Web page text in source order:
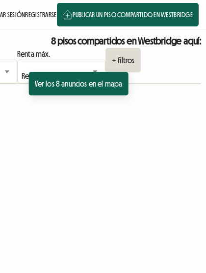
SESIÓNREGISTRARSE PUBLICAR UN PISO COMPARTIDO EN WESTBRIDGE
8 pisos compartidos en Westbridge aquí:
Renta máx.
+ filtros
Ver los 8 anuncios en el mapa